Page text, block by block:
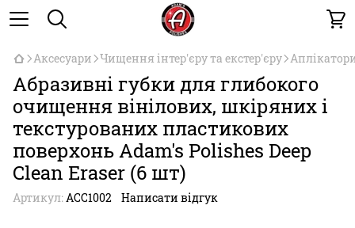
Аксесуари Чищення інтер'єру та екстер'єру
Абразивні губки для глибокого
очищення вінілових, шкіряних і
текстурованих пластикових
поверхонь Adam's Polishes Deep
Clean Eraser (6 шт)
Артикул:ACC1002 Написати відгук